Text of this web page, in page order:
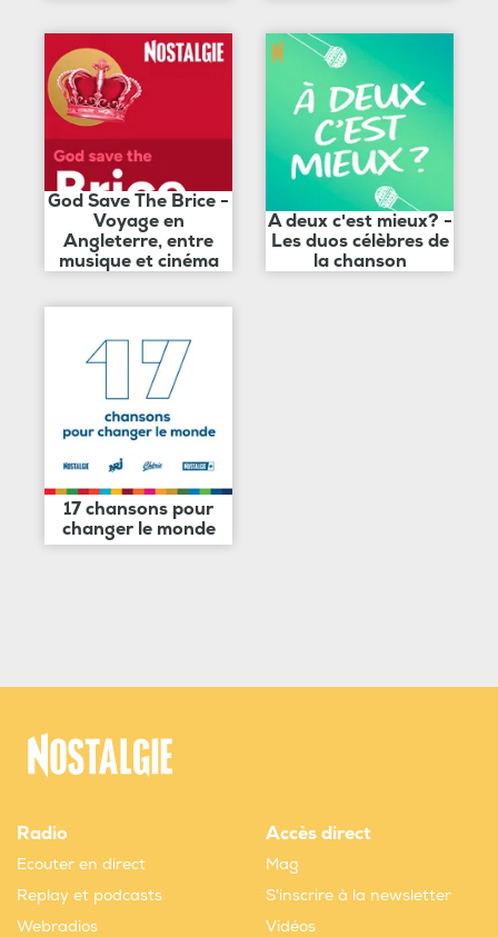
God Save The Brice -
Voyage en
Angleterre, entre
musique et cinéma
A deux c'est mieux? -
Les duos célèbres de
la chanson
17 chansons pour
changer le monde
Radio
Ecouter en direct
Replay et podcasts
Webradios
Accès direct
Mag
S'inscrire à la newsletter
Vidéos